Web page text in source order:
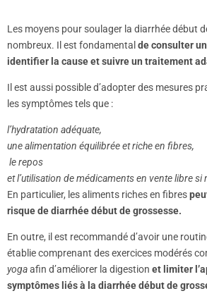
Les moyens pour soulager la diarrhée début
nombreux. Il est fondamental de consulter
identifier la cause et suivre un traitement
Il est aussi possible d’adopter des mesures
les symptômes tels que :
l’hydratation adéquate,
une alimentation équilibrée et riche en fibres,
le repos
et l’utilisation de médicaments en vente libre si
En particulier, les aliments riches en fibres
risque de diarrhée début de grossesse.
En outre, il est recommandé d’avoir une
établie comprenant des exercices modérés
yogaafin d’améliorer la digestion et limiter
symptômes liés à la diarrhée début de